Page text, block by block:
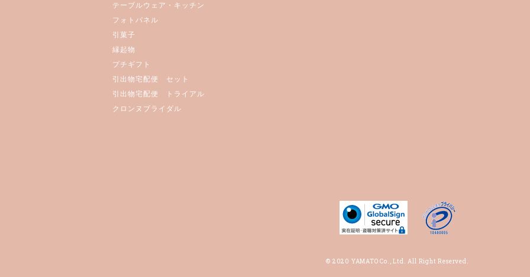
テーブルウェア・キッチン
フォトパネル
引菓子
縁起物
プチギフト
引出物宅配便 セット
引出物宅配便 トライアル
クロンヌブライダル
© 2020 YAMATO Co., Ltd. All Right Reserved.